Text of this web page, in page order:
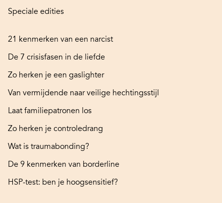
Speciale edities
21 kenmerken van een narcist
De 7 crisisfasen in de liefde
Zo herken je een gaslighter
Van vermijdende naar veilige hechtingsstijl
Laat familiepatronen los
Zo herken je controledrang
Wat is traumabonding?
De 9 kenmerken van borderline
HSP-test: ben je hoogsensitief?